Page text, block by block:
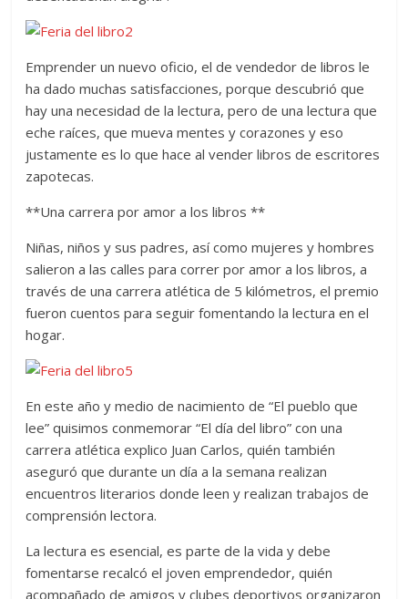
Emprender un nuevo oficio, el de vendedor de libros le
ha dado muchas satisfacciones, porque descubrió que
hay una necesidad de la lectura, pero de una lectura que
eche raíces, que mueva mentes y corazones y eso
justamente es lo que hace al vender libros de escritores
zapotecas.
**Una carrera por amor a los libros **
Niñas, niños y sus padres, así como mujeres y hombres
salieron a las calles para correr por amor a los libros, a
través de una carrera atlética de 5 kilómetros, el premio
fueron cuentos para seguir fomentando la lectura en el
hogar.
En este año y medio de nacimiento de “El pueblo que
lee” quisimos conmemorar “El día del libro” con una
carrera atlética explico Juan Carlos, quién también
aseguró que durante un día a la semana realizan
encuentros literarios donde leen y realizan trabajos de
comprensión lectora.
La lectura es esencial, es parte de la vida y debe
fomentarse recalcó el joven emprendedor, quién
acompañado de amigos y clubes deportivos organizaron